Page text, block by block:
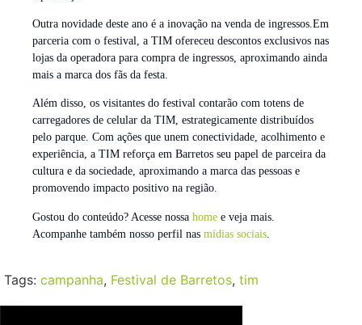
Outra novidade deste ano é a inovação na venda de ingressos.Em
parceria com o festival, a TIM ofereceu descontos exclusivos nas
lojas da operadora para compra de ingressos, aproximando ainda
mais a marca dos fãs da festa.
Além disso, os visitantes do festival contarão com totens de
carregadores de celular da TIM, estrategicamente distribuídos
pelo parque. Com ações que unem conectividade, acolhimento e
experiência, a TIM reforça em Barretos seu papel de parceira da
cultura e da sociedade, aproximando a marca das pessoas e
promovendo impacto positivo na região.
Gostou do conteúdo? Acesse nossa home e veja mais.
Acompanhe também nosso perfil nas mídias sociais
Tags: campanha, Festival de Barretos, tim